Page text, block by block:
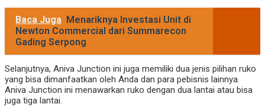
Baca Juga Menariknya Investasi Unit di
Newton Commercial dari Summarecon
Gading Serpong
Selanjutnya, Aniva Junction ini juga memiliki dua jenis pilihan ruko
yang bisa dimanfaatkan oleh Anda dan para pebisnis lainnya.
Aniva Junction ini menawarkan ruko dengan dua lantai atau bisa
juga tiga lantai.